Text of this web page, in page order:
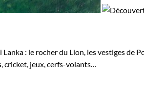
: le rocher du Lion, les vestiges
cricket, jeux, cerfs-volants…